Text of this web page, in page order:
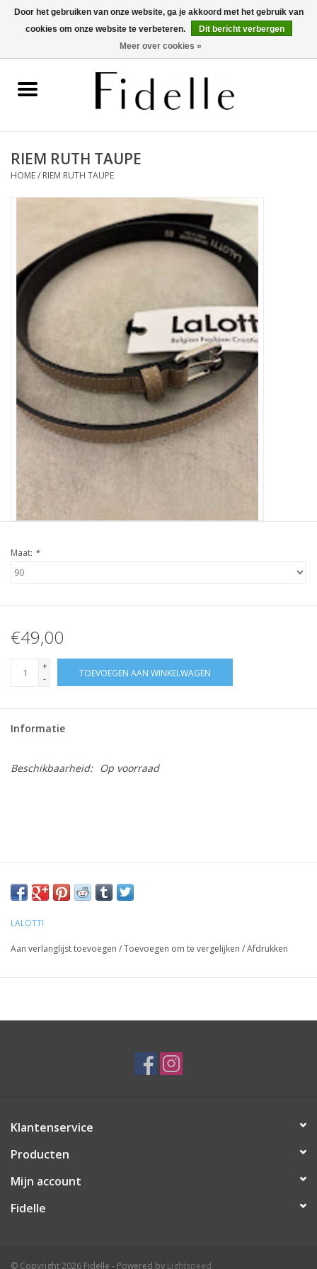
0 Artikelen - €0,00
Merken
RIEM RUTH TAUPE
HOME/ RIEM RUTH TAUPE
Maat: *
€49,00
+
-
TOEVOEGEN AAN WINKELWAGEN
Informatie
Beschikbaarheid: Op voorraad
LALOTTI
Aan verlanglijst toevoegen /Toevoegen om te vergelijken /Afdrukken
Klantenservice
Producten
Mijn account
Fidelle
© Copyright 2026 Fidelle - Powered by Lightspeed
Door het gebruiken van onze website, ga je akkoord met het gebruik van
cookies om onze website te verbeteren.
Dit bericht verbergen
Meer over cookies »